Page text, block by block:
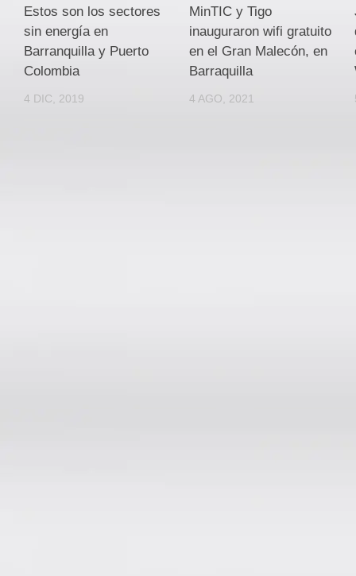
Estos son los sectores
sin energía en
Barranquilla y Puerto
Colombia
4 DIC, 2019
MinTIC y Tigo
inauguraron wifi gratuito
en el Gran Malecón, en
Barraquilla
4 AGO, 2021